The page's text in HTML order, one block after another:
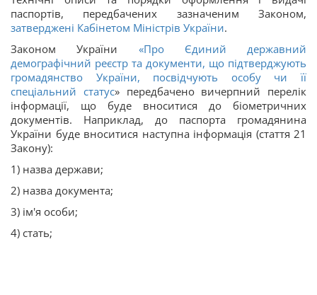
паспортів, передбачених зазначеним Законом,
затверджені Кабінетом Міністрів України.
Законом України «Про Єдиний державний
демографічний реєстр та документи, що підтверджують
громадянство України, посвідчують особу чи її
спеціальний статус» передбачено вичерпний перелік
інформації, що буде вноситися до біометричних
документів. Наприклад, до паспорта громадянина
України буде вноситися наступна інформація (стаття 21
Закону):
1) назва держави;
2) назва документа;
3) ім'я особи;
4) стать;